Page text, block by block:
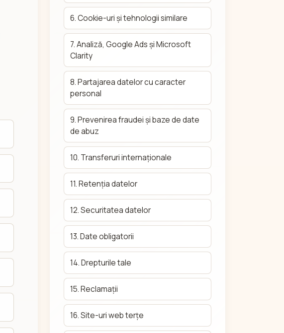
6. Cookie-uri și tehnologii similare
7. Analiză, Google Ads și Microsoft
Clarity
8. Partajarea datelor cu caracter
personal
9. Prevenirea fraudei și baze de date
de abuz
10. Transferuri internaționale
11. Retenția datelor
12. Securitatea datelor
13. Date obligatorii
14. Drepturile tale
15. Reclamații
16. Site-uri web terțe